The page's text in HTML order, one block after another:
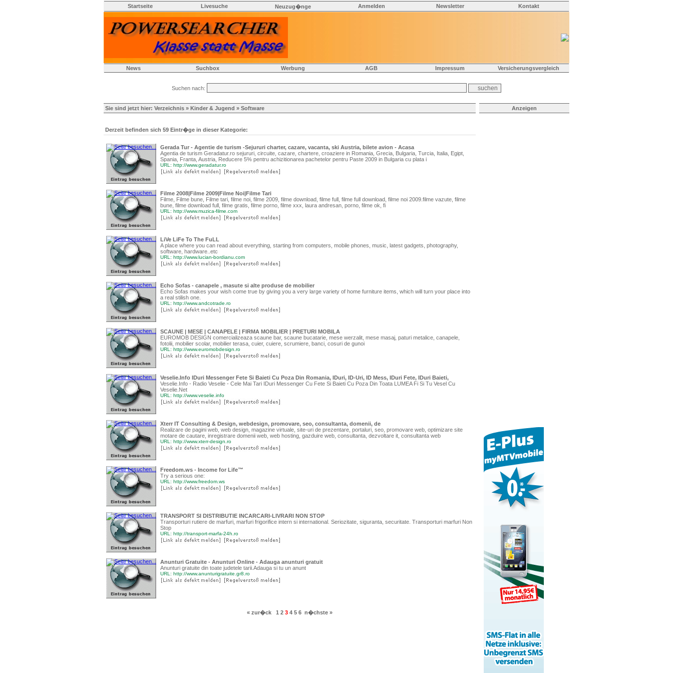
Startseite Livesuche Neuzug�nge Anmelden Newsletter Kontakt
News Suchbox Werbung AGB Impressum Versicherungsvergleich
Suchen nach:
Sie sind jetzt hier: Verzeichnis » Kinder & Jugend » Software
Derzeit befinden sich 59 Eintr�ge in dieser Kategorie:
Gerada Tur - Agentie de turism -Sejururi charter, cazare, vacanta, ski Austria, bilete avion - Acasa
Agentia de turism Geradatur.ro sejururi, circuite, cazare, chartere, croaziere in Romania, Grecia, Bulgaria, Turcia, Italia, Egipt,
Spania, Franta, Austria, Reducere 5% pentru achizitionarea pachetelor pentru Paste 2009 in Bulgaria cu plata i
URL: http://www.geradatur.ro
Filme 2008|Filme 2009|Filme Noi|Filme Tari
Filme, Filme bune, Filme tari, filme noi, filme 2009, filme download, filme full, filme full download, filme noi 2009.filme vazute, filme
bune, filme download full, filme gratis, filme porno, filme xxx, laura andresan, porno, filme ok, fi
URL: http://www.muzica-filme.com
LiVe LiFe To The FuLL
A place where you can read about everything, starting from computers, mobile phones, music, latest gadgets, photography,
software, hardware..etc
URL: http://www.lucian-bordianu.com
Echo Sofas - canapele , masute si alte produse de mobilier
Echo Sofas makes your wish come true by giving you a very large variety of home furniture items, which will turn your place into
a real stilish one.
URL: http://www.andcotrade.ro
SCAUNE | MESE | CANAPELE | FIRMA MOBILIER | PRETURI MOBILA
EUROMOB DESIGN comercializeaza scaune bar, scaune bucatarie, mese werzalit, mese masaj, paturi metalice, canapele,
fotolii, mobilier scolar, mobilier terasa, cuier, cuiere, scrumiere, banci, cosuri de gunoi
URL: http://www.euromobdesign.ro
Veselie.Info IDuri Messenger Fete Si Baieti Cu Poza Din Romania, IDuri, ID-Uri, ID Mess, IDuri Fete, IDuri Baieti,
Veselie.Info - Radio Veselie - Cele Mai Tari IDuri Messenger Cu Fete Si Baieti Cu Poza Din Toata LUMEA Fi Si Tu Vesel Cu
Veselie.Net
URL: http://www.veselie.info
Xterr IT Consulting & Design, webdesign, promovare, seo, consultanta, domenii, de
Realizare de pagini web, web design, magazine virtuale, site-uri de prezentare, portaluri, seo, promovare web, optimizare site
motare de cautare, inregistrare domenii web, web hosting, gazduire web, consultanta, dezvoltare it, consultanta web
URL: http://www.xterr-design.ro
Freedom.ws - Income for Life™
Try a serious one:
URL: http://www.freedom.ws
TRANSPORT SI DISTRIBUTIE INCARCARI-LIVRARI NON STOP
Transporturi rutiere de marfuri, marfuri frigorifice intern si international. Seriozitate, siguranta, securitate. Transporturi marfuri Non
Stop
URL: http://transport-marfa-24h.ro
Anunturi Gratuite - Anunturi Online - Adauga anunturi gratuit
Anunturi gratuite din toate judetele tarii.Adauga si tu un anunt
URL: http://www.anunturigratuite.gr8.ro
« zur�ck 1 2 3 4 5 6 n�chste »
Anzeigen